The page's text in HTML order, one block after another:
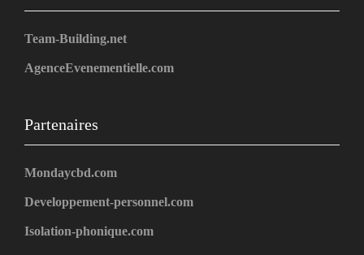
Team-Building.net
AgenceEvenementielle.com
Partenaires
Mondaycbd.com
Developpement-personnel.com
Isolation-phonique.com